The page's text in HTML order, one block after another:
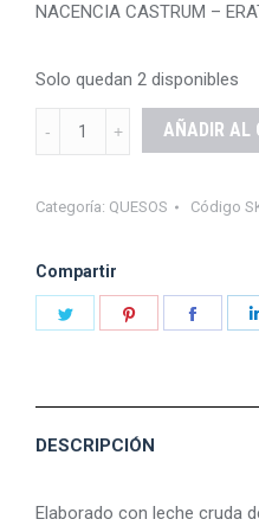
NACENCIA CASTRUM –
Solo quedan 2 disponibles
QUESO
OVEJA
quantity
AÑADIR AL
Categoría: QUESOS Código
Compartir
DESCRIPCIÓN
Elaborado con leche cruda